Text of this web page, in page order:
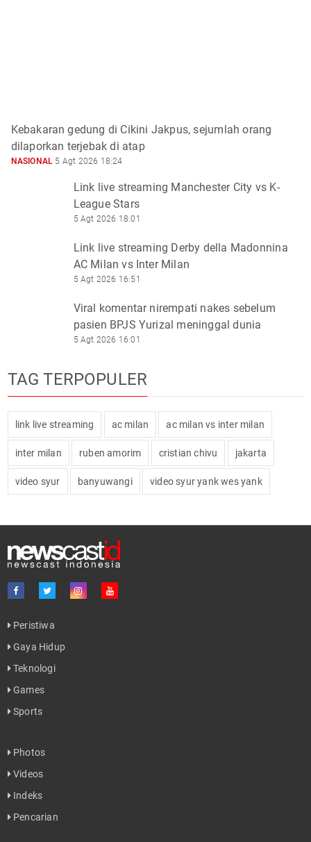
Kebakaran gedung di Cikini Jakpus, sejumlah orang
dilaporkan terjebak di atap
NASIONAL 5 Agt 2026 18:24
Link live streaming Manchester City vs K-
League Stars
5 Agt 2026 18:01
Link live streaming Derby della Madonnina
AC Milan vs Inter Milan
5 Agt 2026 16:51
Viral komentar nirempati nakes sebelum
pasien BPJS Yurizal meninggal dunia
5 Agt 2026 16:01
TAG TERPOPULER
link live streaming ac milan ac milan vs inter milan
inter milan ruben amorim cristian chivu jakarta
video syur banyuwangi video syur yank wes yank
Peristiwa
Gaya Hidup
Teknologi
Games
Sports
Photos
Videos
Indeks
Pencarian